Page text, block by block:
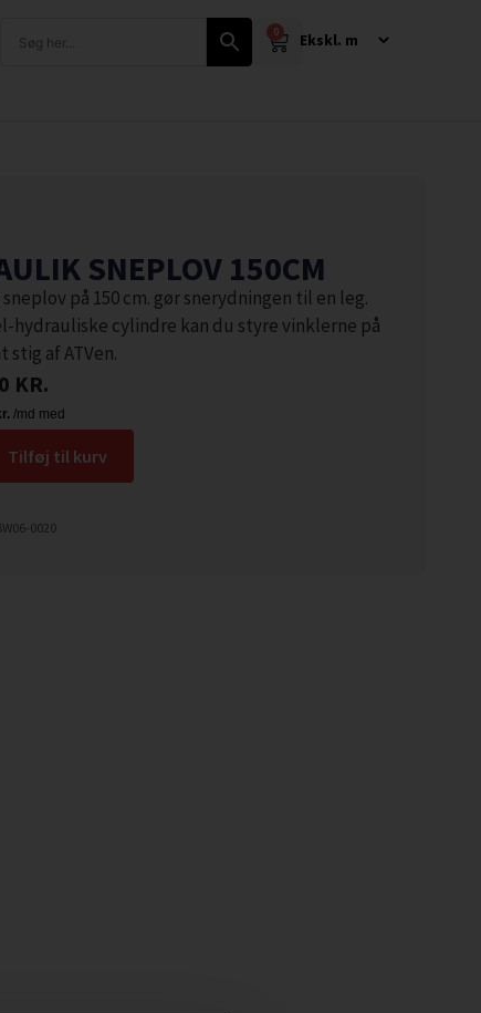
0
SNEPLOV 150CM
på 150 cm. gør snerydningen til en leg.
hydrauliske cylindre kan du styre vinklerne på
stig af ATVen.
KR.
Tilføj til kurv
0020